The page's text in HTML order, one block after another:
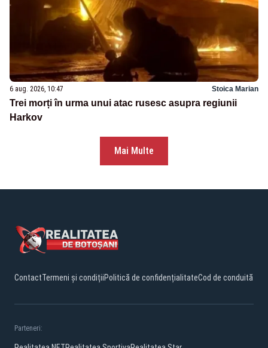
6 aug. 2026, 10:47 Stoica Marian
Trei morți în urma unui atac rusesc asupra regiunii
Harkov
Mai Multe
ContactTermeni și condițiiPolitică de confidențialitateCod de conduită
Parteneri: